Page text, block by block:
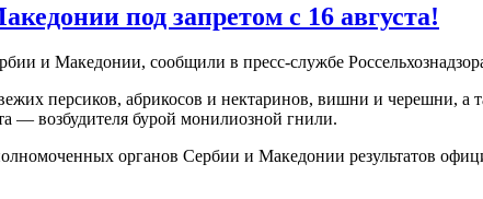
под запретом с 16 августа!
и Македонии, сообщили в пресс-службе
персиков, абрикосов и нектаринов, вишни и черешни,
— возбудителя бурой монилиозной гнили.
органов Сербии и Македонии результатов